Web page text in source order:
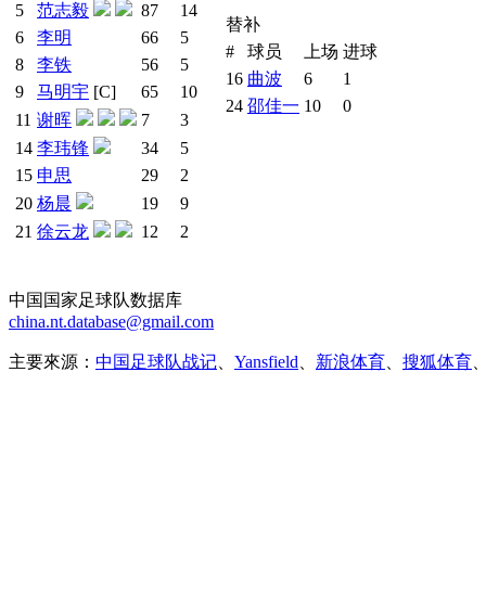
5
范志毅 87
14
6
李明 66
5
8
李铁 56
5
9
马明宇 [C] 65
10
11 谢晖 7
3
14 李玮锋 34
5
15 申思 29
2
20 杨晨 19
9
21 徐云龙 12 2
替补
#
球员 上场 进球
16 曲波 6
1
24 邵佳一 10 0
中国国家足球队数据库
china.nt.database@gmail.com
主要來源： 中国足球队战记 Yansfield 新浪体育 搜狐体育